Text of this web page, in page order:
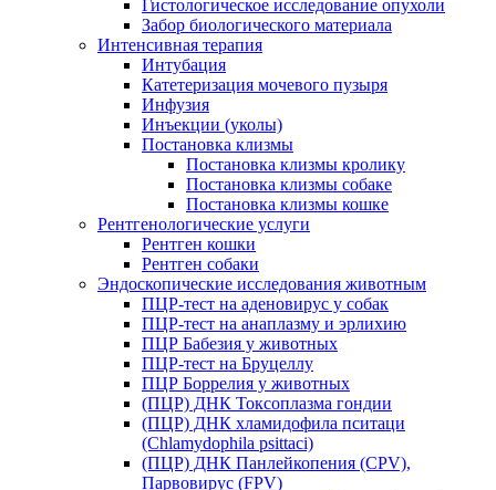
Гистологическое исследование опухоли
Забор биологического материала
Интенсивная терапия
Интубация
Катетеризация мочевого пузыря
Инфузия
Инъекции (уколы)
Постановка клизмы
Постановка клизмы кролику
Постановка клизмы собаке
Постановка клизмы кошке
Рентгенологические услуги
Рентген кошки
Рентген собаки
Эндоскопические исследования животным
ПЦР-тест на аденовирус у собак
ПЦР-тест на анаплазму и эрлихию
ПЦР Бабезия у животных
ПЦР-тест на Бруцеллу
ПЦР Боррелия у животных
(ПЦР) ДНК Токсоплазма гондии
(ПЦР) ДНК хламидофила пситаци
(Chlamydophila psittaci)
(ПЦР) ДНК Панлейкопения (CPV),
Парвовирус (FPV)